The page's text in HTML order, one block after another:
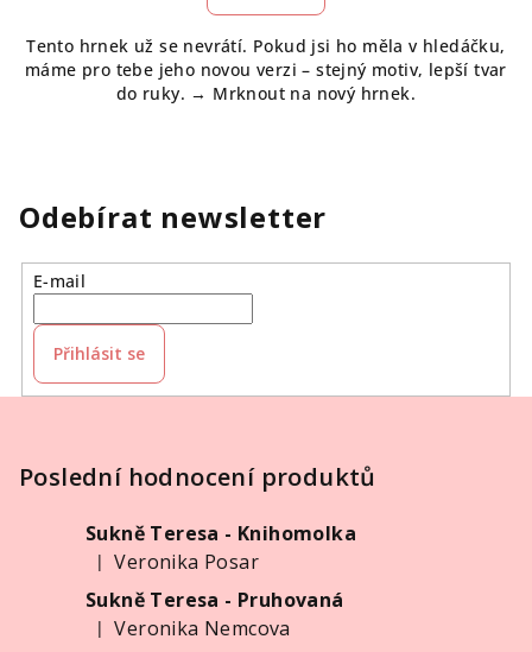
z
5
hvězdiček.
Tento hrnek už se nevrátí. Pokud jsi ho měla v hledáčku,
máme pro tebe jeho novou verzi – stejný motiv, lepší tvar
do ruky. → Mrknout na nový hrnek.
Odebírat newsletter
E-mail
Přihlásit se
Poslední hodnocení produktů
Sukně Teresa - Knihomolka
Hodnocení produktu je 5 z 5 hvězdiček.
|
Veronika Posar
Sukně Teresa - Pruhovaná
Hodnocení produktu je 5 z 5 hvězdiček.
|
Veronika Nemcova